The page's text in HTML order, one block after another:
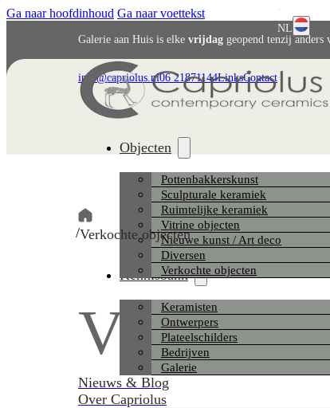
Ga naar hoofdinhoud Ga naar voettekst
Galerie aan Huis is elkevrijdag geopend tenzij anders
info@capriolus.nl06 21871144LinksContact
NL
English
Objecten
Pottenbakkerskunst
Sculpturale keramiek
Ruimtelijke keramiek
Vitrine objecten
Nieuwe kunst / Art deco
Diversen
Verkochte objecten
Kennisbank
Keramisten
Ontwerpers
Plateelschilders
Bedrijven
Galerie
Nieuws & Blog
Over Capriolus
/Verkochte objecten